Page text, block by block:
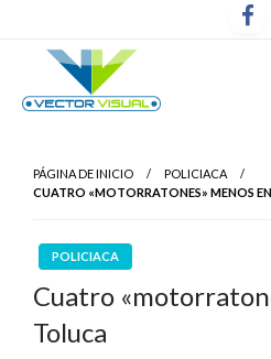
PÁGINA DE INICIO
POLICIACA
CUATRO «MOTORRATONES» MENOS
POLICIACA
Cuatro
Toluca